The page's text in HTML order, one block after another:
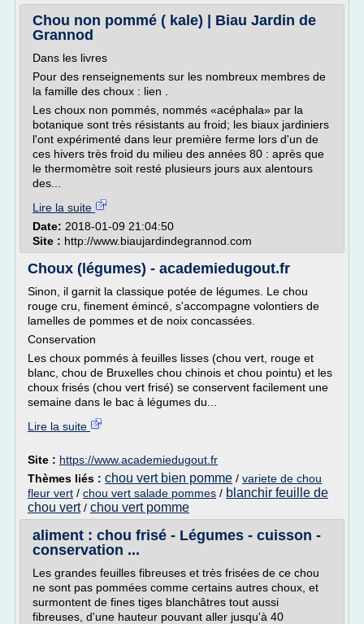
Chou non pommé ( kale) | Biau Jardin de
Grannod
Dans les livres
Pour des renseignements sur les nombreux membres de
la famille des choux : lien .
Les choux non pommés, nommés «acéphala» par la
botanique sont très résistants au froid; les biaux jardiniers
l'ont expérimenté dans leur première ferme lors d'un de
ces hivers très froid du milieu des années 80 : après que
le thermomètre soit resté plusieurs jours aux alentours
des...
Lire la suite
Date: 2018-01-09 21:04:50
Site : http://www.biaujardindegrannod.com
Choux (légumes) - academiedugout.fr
Sinon, il garnit la classique potée de légumes. Le chou
rouge cru, finement émincé, s'accompagne volontiers de
lamelles de pommes et de noix concassées.
Conservation
Les choux pommés à feuilles lisses (chou vert, rouge et
blanc, chou de Bruxelles chou chinois et chou pointu) et les
choux frisés (chou vert frisé) se conservent facilement une
semaine dans le bac à légumes du...
Lire la suite
Site : https://www.academiedugout.fr
Thèmes liés : chou vert bien pomme / variete de chou
fleur vert / chou vert salade pommes / blanchir feuille de
chou vert/ chou vert pomme
aliment : chou frisé - Légumes - cuisson -
conservation ...
Les grandes feuilles fibreuses et très frisées de ce chou
ne sont pas pommées comme certains autres choux, et
surmontent de fines tiges blanchâtres tout aussi
fibreuses, d'une hauteur pouvant aller jusqu'à 40